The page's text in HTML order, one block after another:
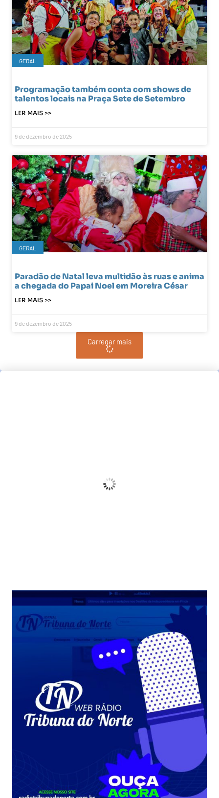
GERAL
Programação também conta com shows de
talentos locais na Praça Sete de Setembro
LER MAIS >>
9 de dezembro de 2025
GERAL
Paradão de Natal leva multidão às ruas e anima
a chegada do Papai Noel em Moreira César
LER MAIS >>
9 de dezembro de 2025
Carregar mais
Wind Gust:10 Km/h